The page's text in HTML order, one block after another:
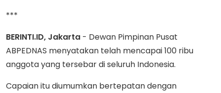
***
BERINTI.ID, Jakarta - Dewan Pimpinan Pusat
ABPEDNAS menyatakan telah mencapai 100 ribu
anggota yang tersebar di seluruh Indonesia.
Capaian itu diumumkan bertepatan dengan